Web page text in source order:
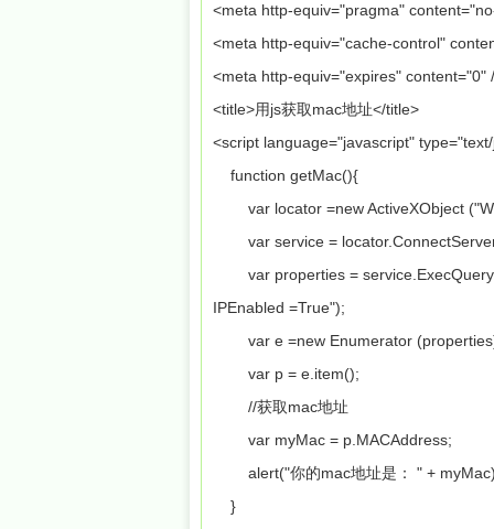
<meta http-equiv="pragma"
<meta http-equiv="cache-control"
<meta http-equiv="expires" content="0"
<title>用js获取mac地址</title>
<script language="javascript"
function getMac(){
var locator =new ActiveXObject
var service =
var properties =
IPEnabled =True");
var e =new Enumerator
var p = e.item();
//获取mac地址
var myMac = p.MACAddress;
alert("你的mac地址是： " +
}